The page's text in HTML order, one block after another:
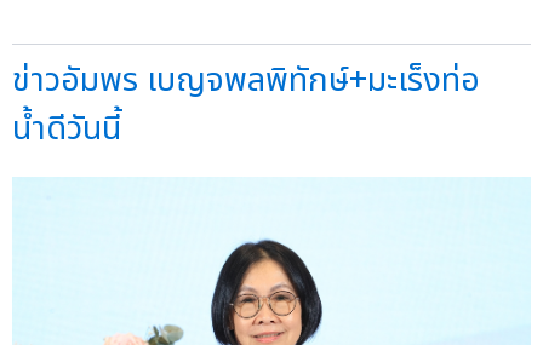
ข่าวอัมพร เบญจพลพิทักษ์+มะเร็งท่อ
น้ำดีวันนี้